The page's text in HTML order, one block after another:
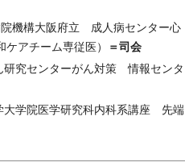
院機構大阪府立 成人病センター心
アチーム専従医）
＝司会
研究センターがん対策 情報センタ
大学院医学研究科内科系講座 先端